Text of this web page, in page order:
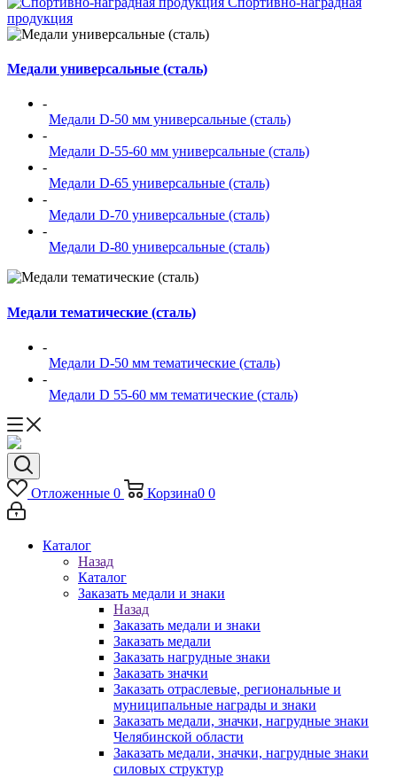
продукция
Медали универсальные (сталь)
-
Медали D-50 мм универсальные (сталь)
-
Медали D-55-60 мм универсальные (сталь)
-
Медали D-65 универсальные (сталь)
-
Медали D-70 универсальные (сталь)
-
Медали D-80 универсальные (сталь)
Медали тематические (сталь)
-
Медали D-50 мм тематические (сталь)
-
Медали D 55-60 мм тематические (сталь)
Отложенные 0 Корзина0 0
Каталог
Назад
Каталог
Заказать медали и знаки
Назад
Заказать медали и знаки
Заказать медали
Заказать нагрудные знаки
Заказать значки
Заказать отраслевые, региональные и
муниципальные награды и знаки
Заказать медали, значки, нагрудные знаки
Челябинской области
Заказать медали, значки, нагрудные знаки
силовых структур